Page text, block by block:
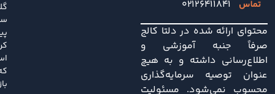
۰۲۱۲۶۴۱۱۸۴۱
محتوای ارائه شده در دلتا کالج
صرفاً جنبه آموزشی و
اطلاع‌رسانی داشته و به هیچ
عنوان توصیه سرمایه‌گذاری
محسوب نمی‌شود. مسئولیت